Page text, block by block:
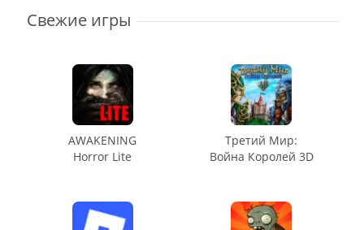
Свежие игры
AWAKENING
Horror Lite
Третий Мир:
Война Королей 3D